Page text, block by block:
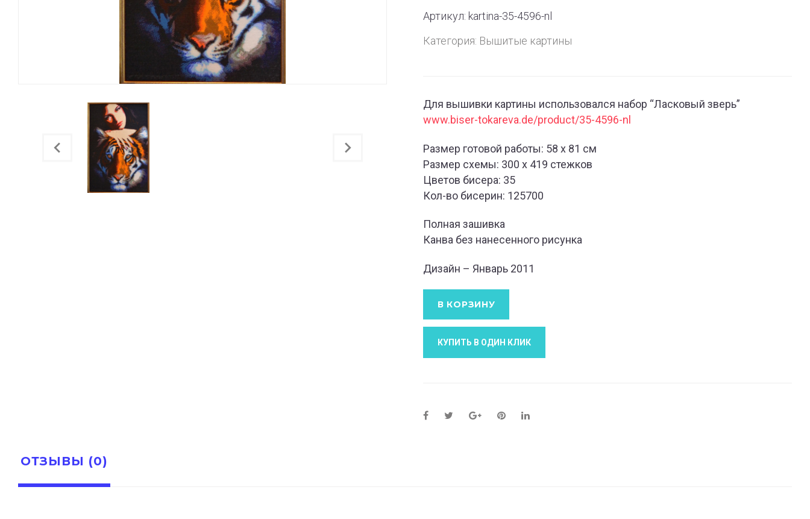
Артикул: kartina-35-4596-nl
Категория: Вышитые картины
Для вышивки картины использовался набор “Ласковый зверь”
www.biser-tokareva.de/product/35-4596-nl
Размер готовой работы: 58 x 81 см
Размер схемы: 300 x 419 стежков
Цветов бисера: 35
Кол-во бисерин: 125700
Полная зашивка
Канва без нанесенного рисунка
Дизайн – Январь 2011
В КОРЗИНУ
КУПИТЬ В ОДИН КЛИК
ОТЗЫВЫ (0)